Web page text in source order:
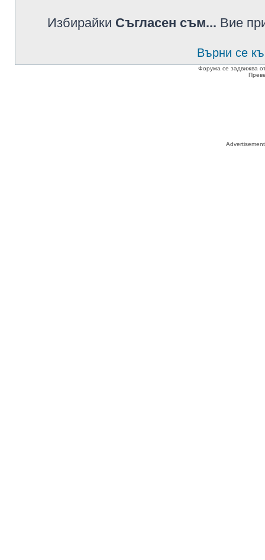
Избирайки Съгласен съм... Вие
Върни се
Форума се задвижва